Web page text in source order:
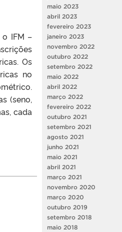
IFM –
Os
no
(seno,
cada
maio 2023
abril 2023
fevereiro 2023
janeiro 2023
novembro 2022
outubro 2022
setembro 2022
maio 2022
abril 2022
março 2022
fevereiro 2022
outubro 2021
setembro 2021
agosto 2021
junho 2021
maio 2021
abril 2021
março 2021
novembro 2020
março 2020
outubro 2019
setembro 2018
maio 2018